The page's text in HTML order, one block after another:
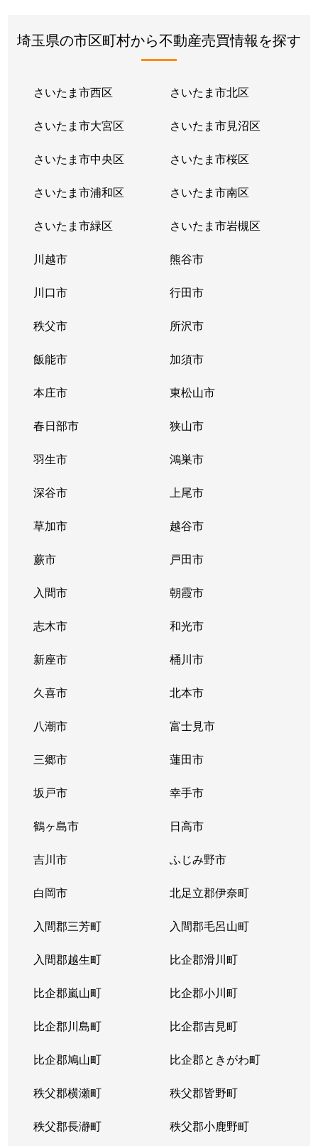
埼玉県の市区町村から不動産売買情報を探す
さいたま市西区 さいたま市北区
さいたま市大宮区 さいたま市見沼区
さいたま市中央区 さいたま市桜区
さいたま市浦和区 さいたま市南区
さいたま市緑区 さいたま市岩槻区
川越市 熊谷市
川口市 行田市
秩父市 所沢市
飯能市 加須市
本庄市 東松山市
春日部市 狭山市
羽生市 鴻巣市
深谷市 上尾市
草加市 越谷市
蕨市 戸田市
入間市 朝霞市
志木市 和光市
新座市 桶川市
久喜市 北本市
八潮市 富士見市
三郷市 蓮田市
坂戸市 幸手市
鶴ヶ島市 日高市
吉川市 ふじみ野市
白岡市 北足立郡伊奈町
入間郡三芳町 入間郡毛呂山町
入間郡越生町 比企郡滑川町
比企郡嵐山町 比企郡小川町
比企郡川島町 比企郡吉見町
比企郡鳩山町 比企郡ときがわ町
秩父郡横瀬町 秩父郡皆野町
秩父郡長瀞町 秩父郡小鹿野町